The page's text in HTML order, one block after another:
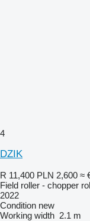
4
DZIK
R 11,400 PLN 2,600 ≈
Field roller - chopper
2022
Condition new
Working width 2.1 m